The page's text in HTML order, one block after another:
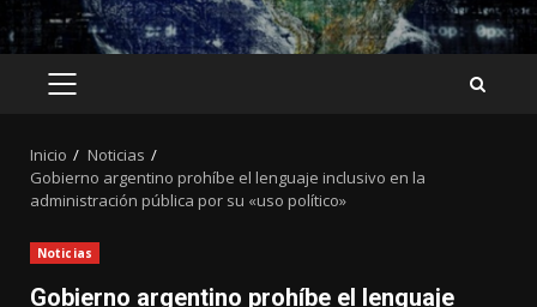
MENÚ
Inicio
Noticias
Gobierno argentino prohíbe el lenguaje inclusivo en la
administración pública por su «uso político»
Noticias
Gobierno argentino prohíbe el lenguaje